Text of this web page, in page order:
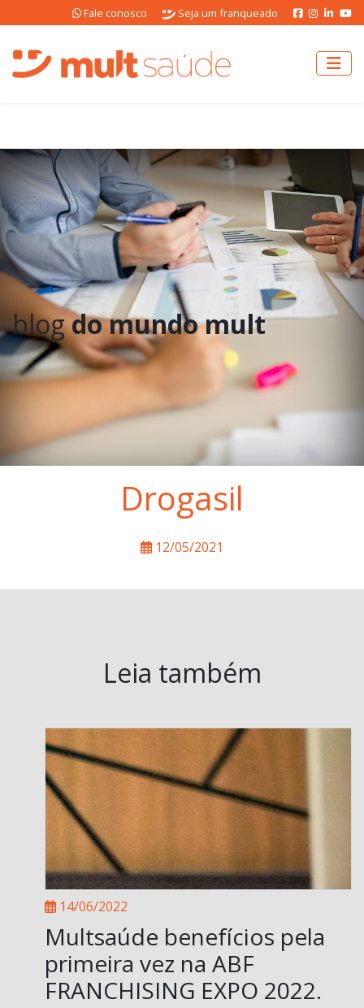
Fale conosco Seja um franqueado
blogdo mundo mult
Drogasil
12/05/2021
Leia também
14/06/2022
Multsaúde benefícios pela
primeira vez na ABF
FRANCHISING EXPO 2022.